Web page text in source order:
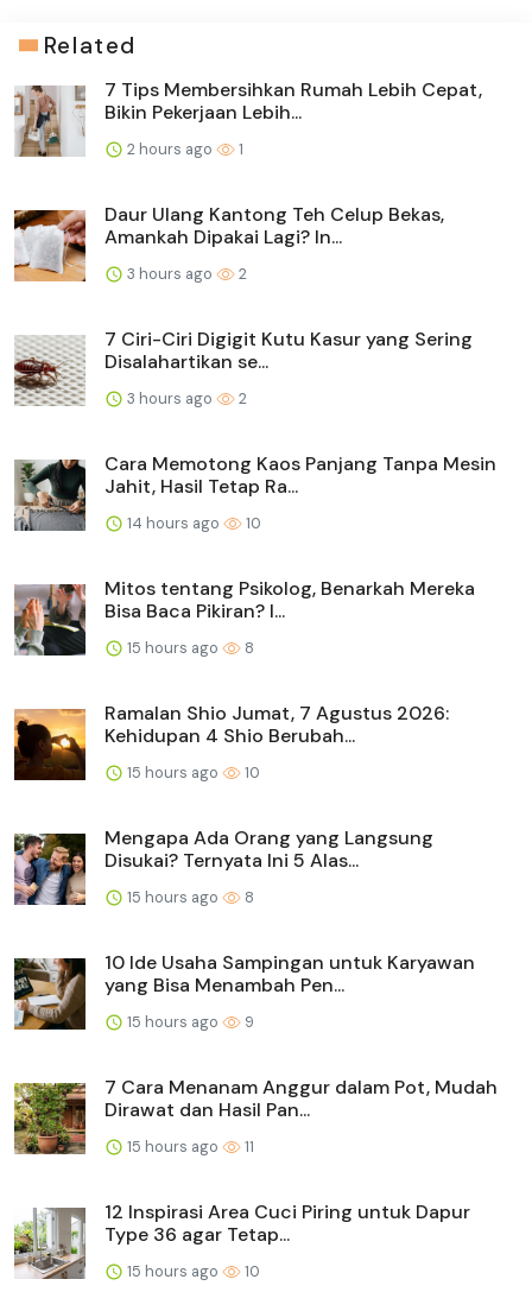
Related
7 Tips Membersihkan Rumah Lebih Cepat,
Bikin Pekerjaan Lebih...
2 hours ago 1
Daur Ulang Kantong Teh Celup Bekas,
Amankah Dipakai Lagi? In...
3 hours ago 2
7 Ciri-Ciri Digigit Kutu Kasur yang Sering
Disalahartikan se...
3 hours ago 2
Cara Memotong Kaos Panjang Tanpa Mesin
Jahit, Hasil Tetap Ra...
14 hours ago 10
Mitos tentang Psikolog, Benarkah Mereka
Bisa Baca Pikiran? I...
15 hours ago 8
Ramalan Shio Jumat, 7 Agustus 2026:
Kehidupan 4 Shio Berubah...
15 hours ago 10
Mengapa Ada Orang yang Langsung
Disukai? Ternyata Ini 5 Alas...
15 hours ago 8
10 Ide Usaha Sampingan untuk Karyawan
yang Bisa Menambah Pen...
15 hours ago 9
7 Cara Menanam Anggur dalam Pot, Mudah
Dirawat dan Hasil Pan...
15 hours ago 11
12 Inspirasi Area Cuci Piring untuk Dapur
Type 36 agar Tetap...
15 hours ago 10